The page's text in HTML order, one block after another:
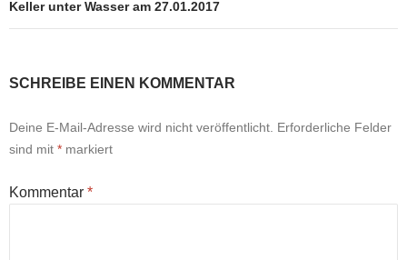
Keller unter Wasser am 27.01.2017
SCHREIBE EINEN KOMMENTAR
Deine E-Mail-Adresse wird nicht veröffentlicht. Erforderliche Felder
sind mit * markiert
Kommentar *